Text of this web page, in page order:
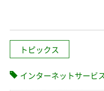
トピックス
インターネットサービス